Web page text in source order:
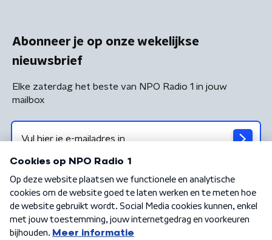
Abonneer je op onze wekelijkse
nieuwsbrief
Elke zaterdag het beste van NPO Radio 1 in jouw
mailbox
Algemene voorwaarden Privacybeleid